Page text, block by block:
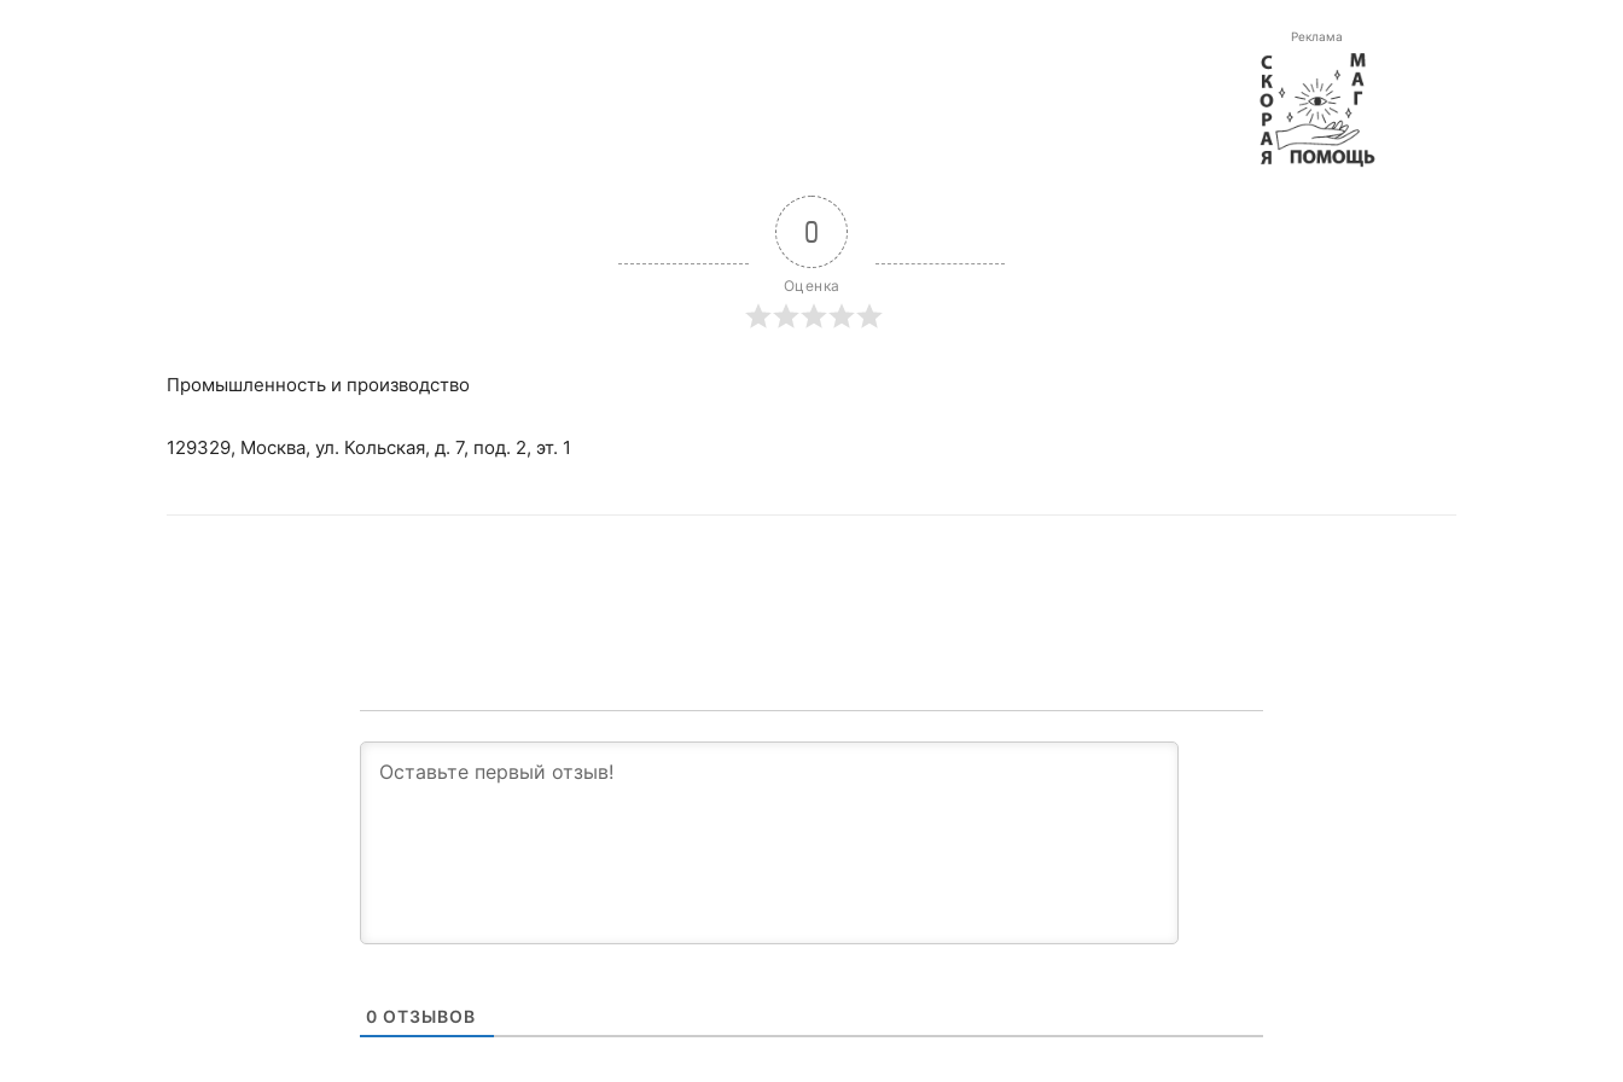
Реклама
0
Оценка
Промышленность и производство
129329, Москва, ул. Кольская, д. 7, под. 2, эт. 1
0 ОТЗЫВОВ